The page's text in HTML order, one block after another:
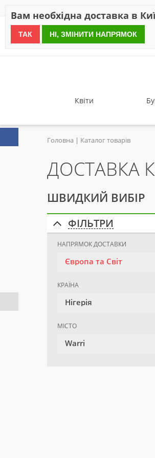
since 1999
Квіти
Головна Каталог товарів
ДОСТАВКА
ШВИДКИЙ ВИБІР
ФІЛЬТРИ
НАПРЯМОК ДОСТАВКИ
Європа та Світ
КРАЇНА
Нігерія
МІСТО
Warri
Вам необхідна доставка в
ТАК НІ, ЗМІНИТИ НАПРЯМОК